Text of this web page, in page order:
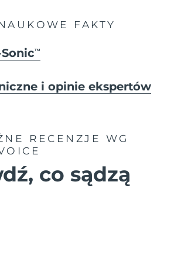
FAKTY
TM
i opinie ekspertów
RECENZJE
WG
co sądzą